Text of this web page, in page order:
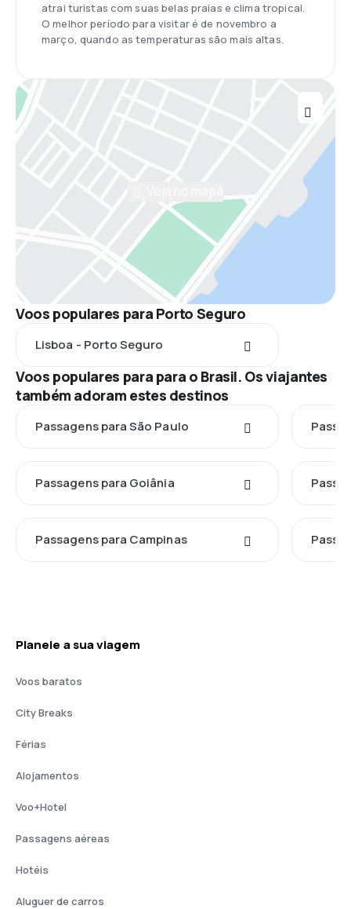
atrai turistas com suas belas praias e clima tropical.
O melhor período para visitar é de novembro a
março, quando as temperaturas são mais altas.
Voos populares para Porto Seguro
Lisboa - Porto Seguro
Voos populares para para o Brasil. Os viajantes
também adoram estes destinos
Passagens para São Paulo
Passagens para Goiânia
Passagens para Campinas
Planeie a sua viagem
Voos baratos
City Breaks
Férias
Alojamentos
Voo+Hotel
Passagens aéreas
Hotéis
Aluguer de carros